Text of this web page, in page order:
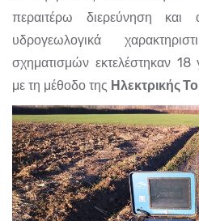
περαιτέρω διερεύνηση και
υδρογεωλογικά
σχηματισμών εκτελέστηκαν 18
με τη μέθοδο της Ηλεκτρικής